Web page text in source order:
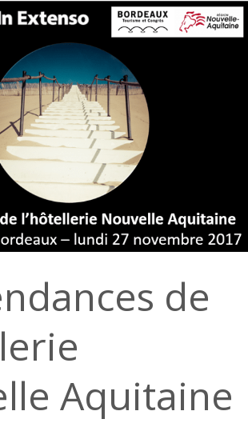
de
Aquitaine